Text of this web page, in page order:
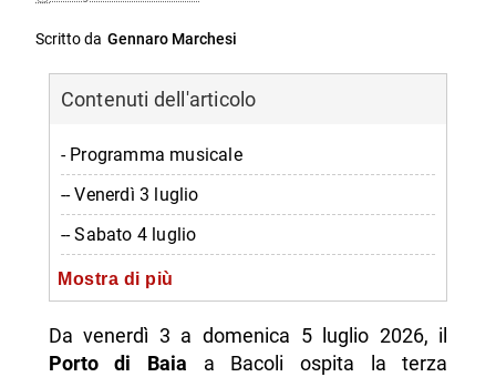
Scritto da Gennaro Marchesi
Contenuti dell'articolo
- Programma musicale
-- Venerdì 3 luglio
-- Sabato 4 luglio
-- Domenica 5 luglio
- Attività e visite guidate
Mostra di più
Da venerdì 3 a domenica 5 luglio 2026, il
Porto di Baia a Bacoli ospita la terza